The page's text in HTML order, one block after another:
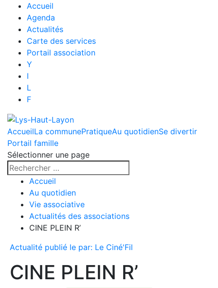
Accueil
Agenda
Actualités
Carte des services
Portail association
Y
I
L
F
AccueilLa communePratiqueAu quotidienSe divertir
Portail famille
Sélectionner une page
Accueil
Au quotidien
Vie associative
Actualités des associations
CINE PLEIN R’
Actualité publié le par: Le Ciné'Fil
CINE PLEIN R’